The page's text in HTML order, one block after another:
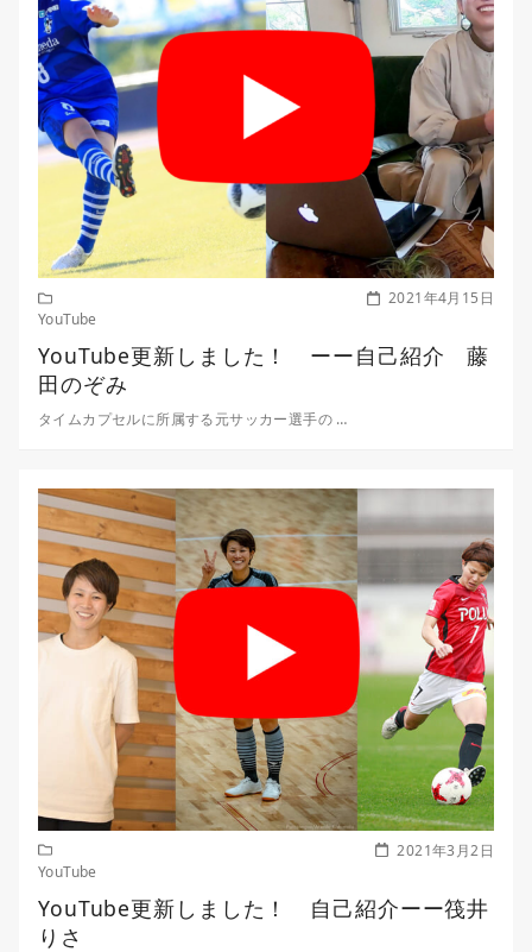
YouTube
2021年4月15日
YouTube更新しました！ ーー自己紹介 藤
田のぞみ
タイムカプセルに所属する元サッカー選手の …
YouTube
2021年3月2日
YouTube更新しました！ 自己紹介ーー筏井
りさ